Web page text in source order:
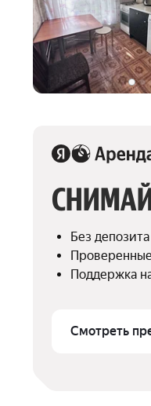
Без
Поддержка
Смотреть